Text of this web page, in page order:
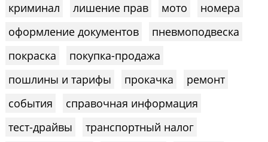
криминал
лишение прав мото
номера
оформление документов
пневмоподвеска
покраска
покупка-продажа
пошлины и тарифы
прокачка
ремонт
события
справочная информация
тест-драйвы
транспортный налог